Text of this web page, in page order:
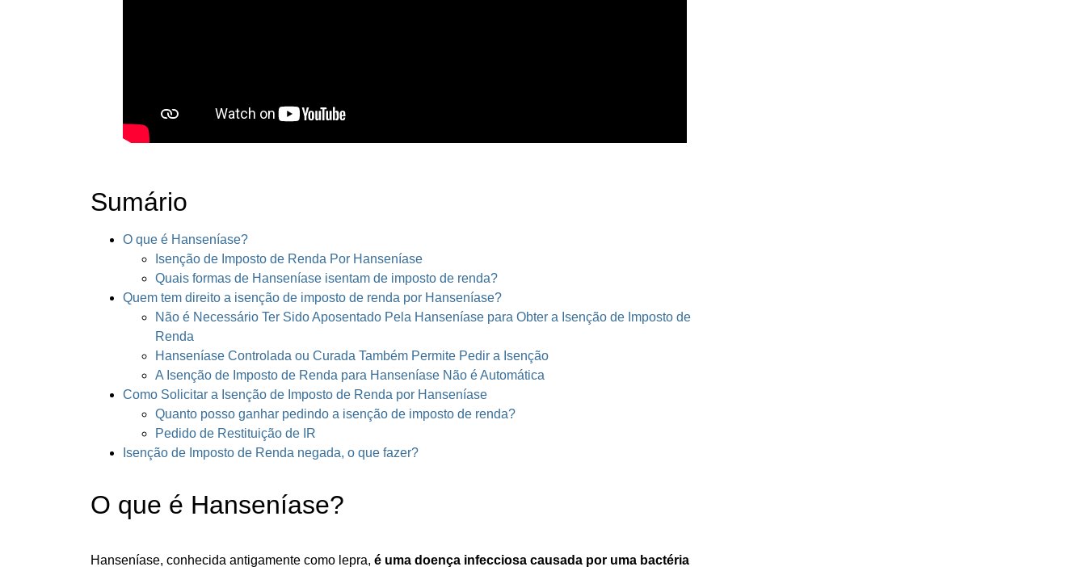
Sumário
O que é Hanseníase?
Isenção de Imposto de Renda Por Hanseníase
Quais formas de Hanseníase isentam de imposto de renda?
Quem tem direito a isenção de imposto de renda por Hanseníase?
Não é Necessário Ter Sido Aposentado Pela Hanseníase para Obter a Isenção de Imposto de
Renda
Hanseníase Controlada ou Curada Também Permite Pedir a Isenção
A Isenção de Imposto de Renda para Hanseníase Não é Automática
Como Solicitar a Isenção de Imposto de Renda por Hanseníase
Quanto posso ganhar pedindo a isenção de imposto de renda?
Pedido de Restituição de IR
Isenção de Imposto de Renda negada, o que fazer?
O que é Hanseníase?
Hanseníase, conhecida antigamente como lepra, é uma doença infecciosa causada por uma bactéria